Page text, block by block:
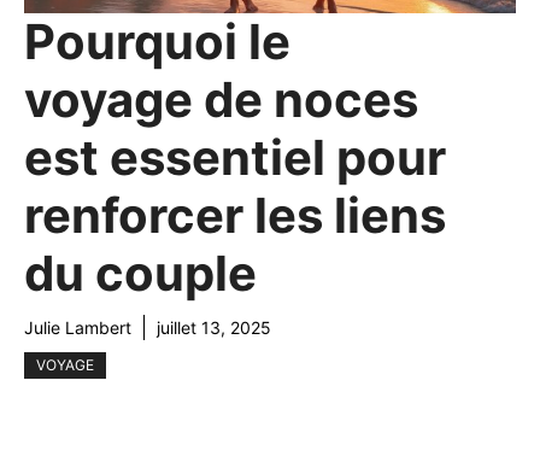
Pourquoi le
voyage de noces
est essentiel pour
renforcer les liens
du couple
Julie Lambert juillet 13, 2025
VOYAGE